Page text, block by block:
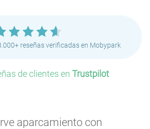
reseñas verificadas en Mobypark
de clientes en Trustpilot
aparcamiento con
P
P